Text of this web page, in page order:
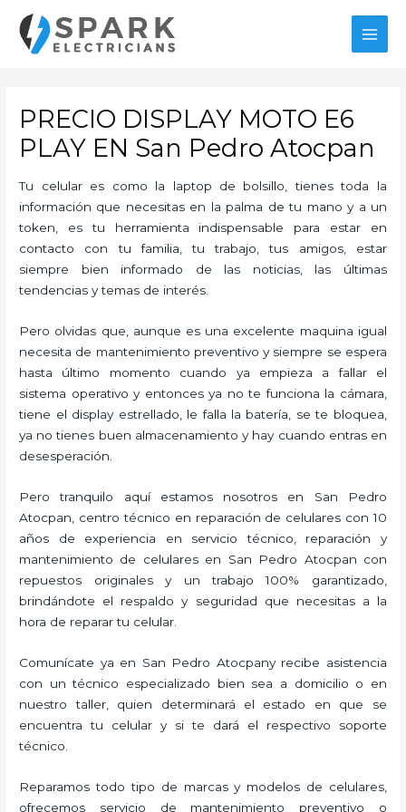
contenido
PRECIO DISPLAY MOTO E6
PLAY EN San Pedro Atocpan
Tu celular es como la laptop de bolsillo, tienes toda la
información que necesitas en la palma de tu mano y a un
token, es tu herramienta indispensable para estar en
contacto con tu familia, tu trabajo, tus amigos, estar
siempre bien informado de las noticias, las últimas
tendencias y temas de interés.
Pero olvidas que, aunque es una excelente maquina igual
necesita de mantenimiento preventivo y siempre se espera
hasta último momento cuando ya empieza a fallar el
sistema operativo y entonces ya no te funciona la cámara,
tiene el display estrellado, le falla la batería, se te bloquea,
ya no tienes buen almacenamiento y hay cuando entras en
desesperación.
Pero tranquilo aquí estamos nosotros en San Pedro
Atocpan, centro técnico en reparación de celulares con 10
años de experiencia en servicio técnico, reparación y
mantenimiento de celulares en San Pedro Atocpan con
repuestos originales y un trabajo 100% garantizado,
brindándote el respaldo y seguridad que necesitas a la
hora de reparar tu celular.
Comunícate ya en San Pedro Atocpany recibe asistencia
con un técnico especializado bien sea a domicilio o en
nuestro taller, quien determinará el estado en que se
encuentra tu celular y si te dará el respectivo soporte
técnico.
Reparamos todo tipo de marcas y modelos de celulares,
ofrecemos servicio de mantenimiento preventivo o